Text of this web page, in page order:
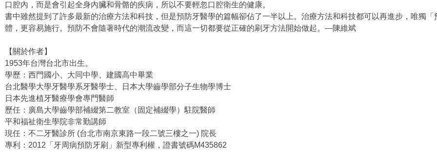
口腔內，而是會引起全身內臟和骨骼的疾病，所以不要輕忽口腔衛生的健康。
書中雖然提到了許多最新的治療方法和科技，但是預防牙醫學的篇幅卻佔了一半以上。治療方法和科技都可以再進步，唯獨
體，更容易施行。預防不會隨著時代的潮流改變，而這一切都要從正確的刷牙方法開始做起。—陳維斌
【關於作者】
1953年台灣台北市出生。
學歷：西門國小、大同中學、建國高中畢業
台北醫學大學牙醫學系牙醫學士、日本大學齒學部分子生物學博士
日本先進植牙醫療學會專門醫師
歷任：廣島大學齒學部補綴第二教室（固定補綴學）駐院醫師
平和福祉衛生學院非常勤講師
現任：不二牙醫診所 (台北市南京東路一段二號三樓之一) 院長
專利：2012「牙周病預防牙刷」新型專利權，證書號碼M435862